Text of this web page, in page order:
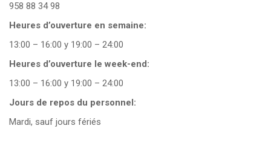
958 88 34 98
Heures d’ouverture en semaine:
13:00 – 16:00 y 19:00 – 24:00
Heures d’ouverture le week-end:
13:00 – 16:00 y 19:00 – 24:00
Jours de repos du personnel:
Mardi, sauf jours fériés